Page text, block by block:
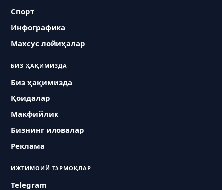
Спорт
Инфографика
Махсус лойиҳалар
БИЗ ҲАҚИМИЗДА
Биз ҳақимизда
Қоидалар
Макфийлик
Бизнинг иловалар
Реклама
ИЖТИМОИЙ ТАРМОҚЛАР
Telegram